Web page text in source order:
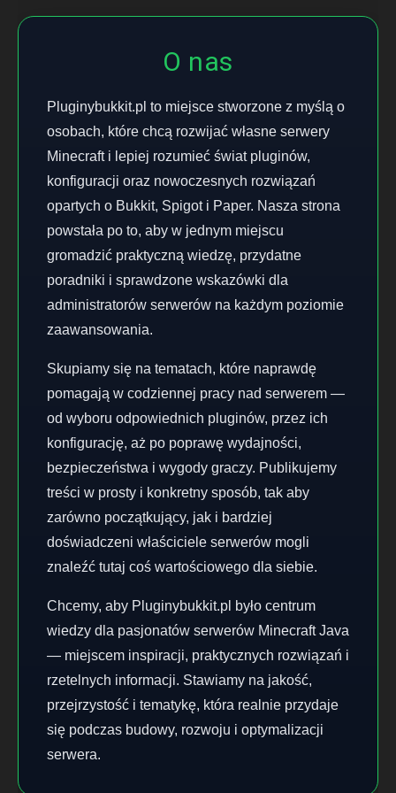
O nas
Pluginybukkit.pl to miejsce stworzone z myślą o
osobach, które chcą rozwijać własne serwery
Minecraft i lepiej rozumieć świat pluginów,
konfiguracji oraz nowoczesnych rozwiązań
opartych o Bukkit, Spigot i Paper. Nasza strona
powstała po to, aby w jednym miejscu
gromadzić praktyczną wiedzę, przydatne
poradniki i sprawdzone wskazówki dla
administratorów serwerów na każdym poziomie
zaawansowania.
Skupiamy się na tematach, które naprawdę
pomagają w codziennej pracy nad serwerem —
od wyboru odpowiednich pluginów, przez ich
konfigurację, aż po poprawę wydajności,
bezpieczeństwa i wygody graczy. Publikujemy
treści w prosty i konkretny sposób, tak aby
zarówno początkujący, jak i bardziej
doświadczeni właściciele serwerów mogli
znaleźć tutaj coś wartościowego dla siebie.
Chcemy, aby Pluginybukkit.pl było centrum
wiedzy dla pasjonatów serwerów Minecraft Java
— miejscem inspiracji, praktycznych rozwiązań i
rzetelnych informacji. Stawiamy na jakość,
przejrzystość i tematykę, która realnie przydaje
się podczas budowy, rozwoju i optymalizacji
serwera.